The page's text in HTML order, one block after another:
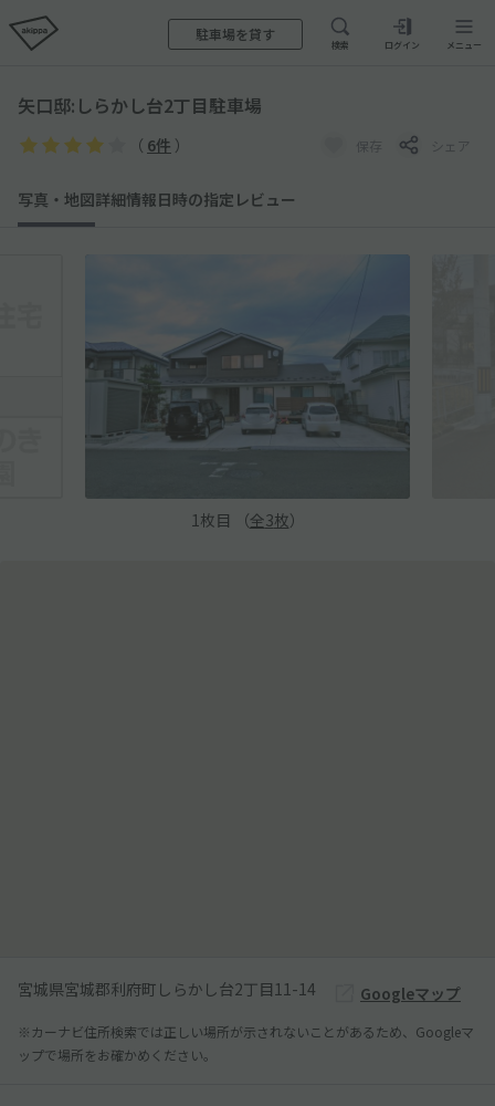
駐車場を貸す
検索 ログイン メニュー
矢口邸:しらかし台2丁目駐車場
（ 6件 ） 保存 シェア
写真・地図詳細情報日時の指定 レビュー
1 枚目 （全3枚）
宮城県宮城郡利府町しらかし台2丁目11-14 Googleマップ
※カーナビ住所検索では正しい場所が示されないことがあるため、Googleマ
ップで場所をお確かめください。